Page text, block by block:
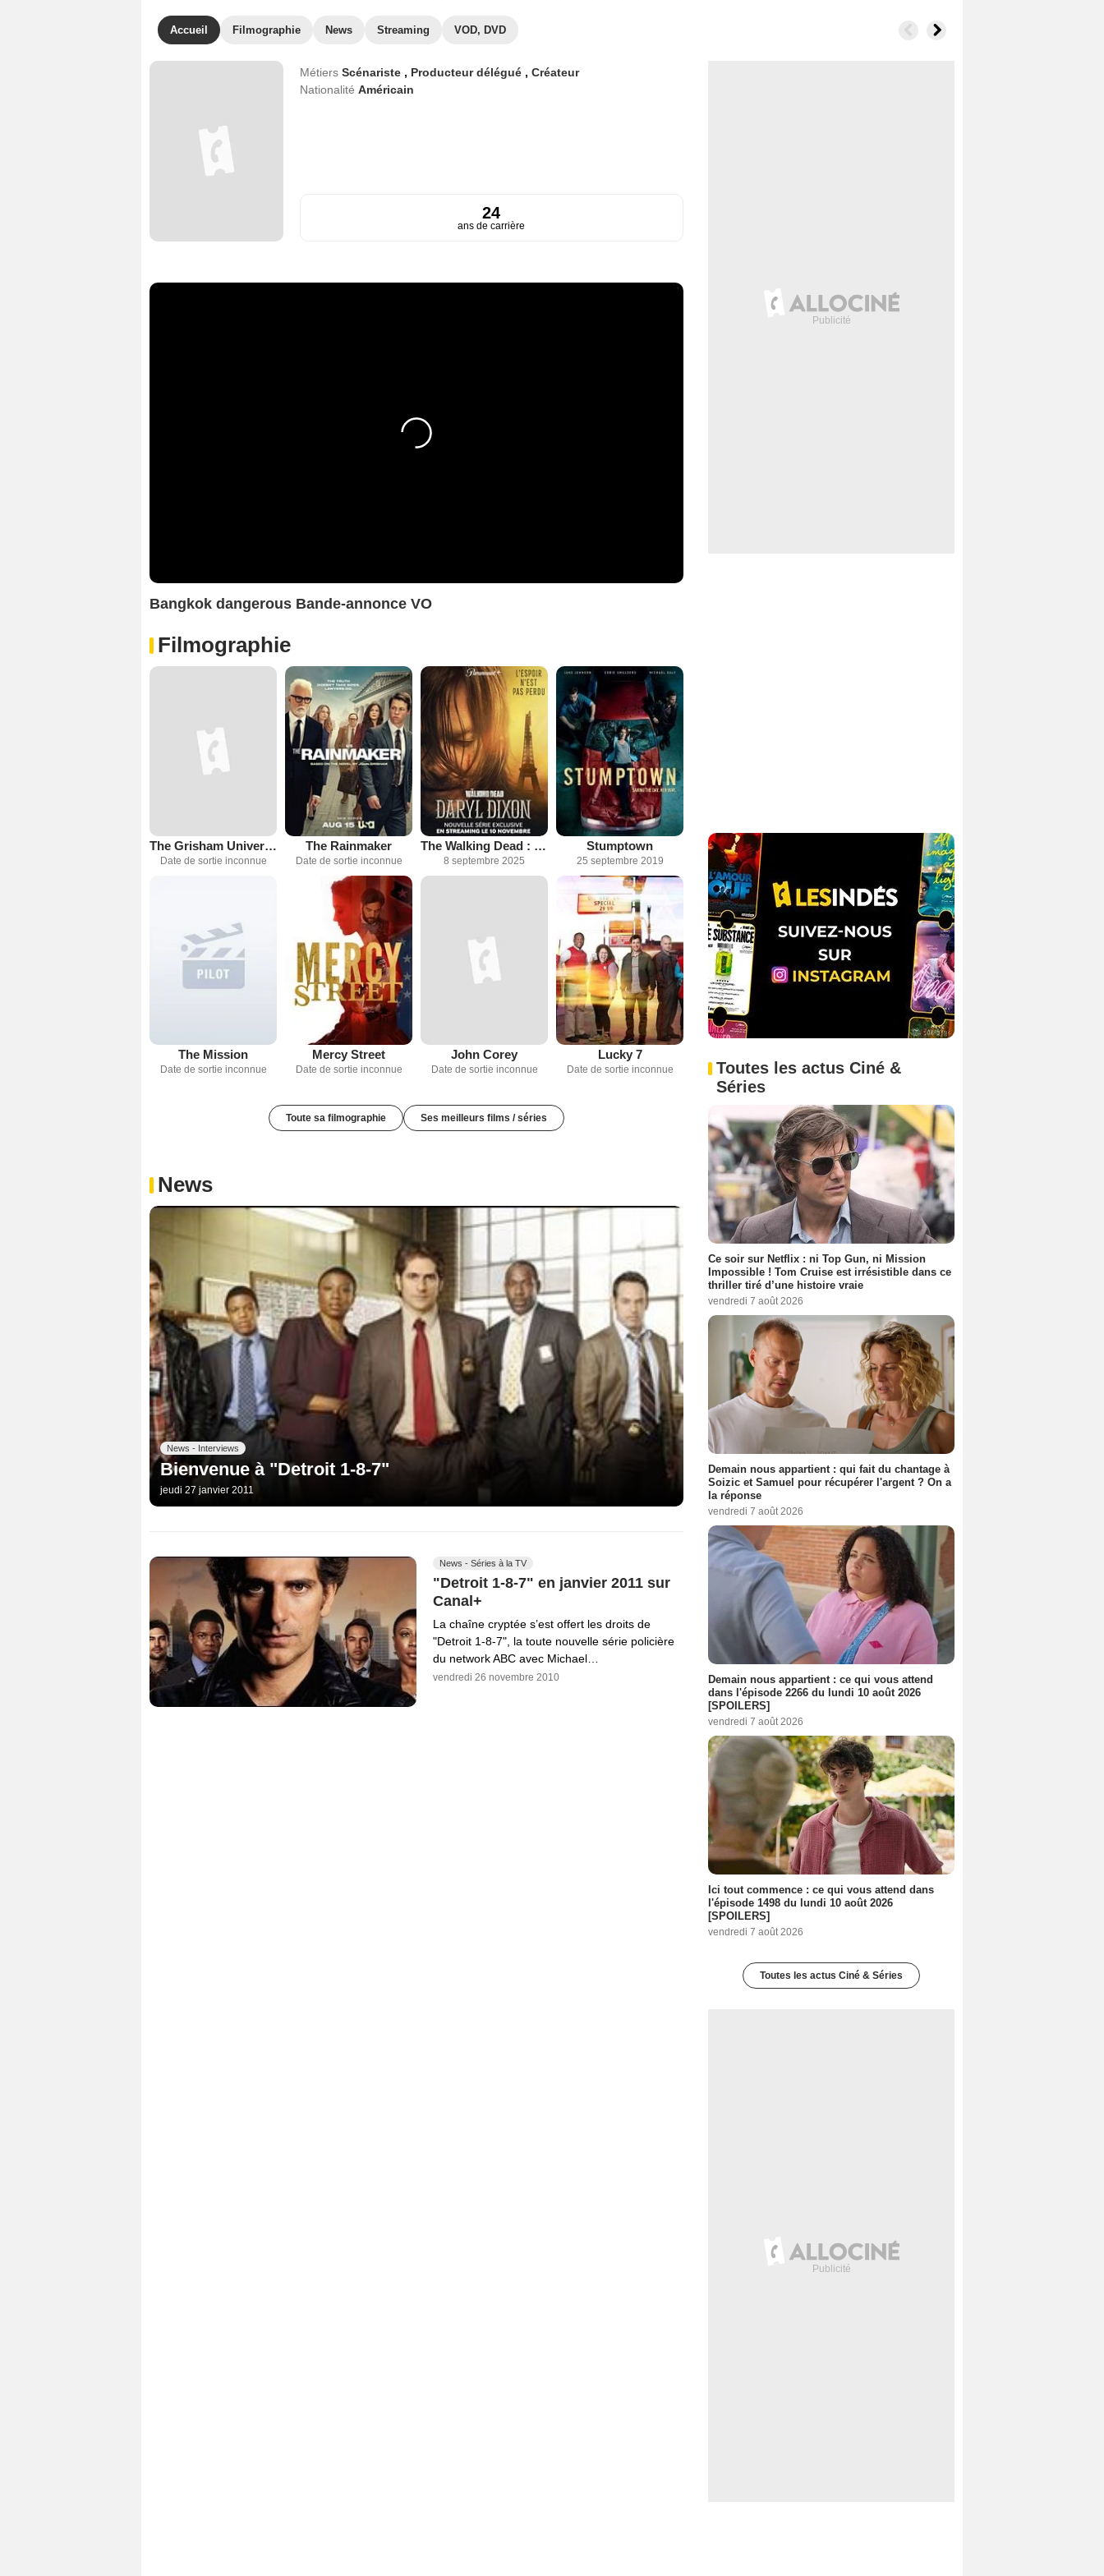
Accueil Filmographie News Streaming VOD, DVD
Métiers Scénariste , Producteur délégué , Créateur
Nationalité Américain
24
ans de carrière
Bangkok dangerous Bande-annonce VO
Filmographie
The Grisham Universe
Date de sortie inconnue
The Rainmaker
Date de sortie inconnue
The Walking Dead : Daryl Dixon
8 septembre 2025
Stumptown
25 septembre 2019
The Mission
Date de sortie inconnue
Mercy Street
Date de sortie inconnue
John Corey
Date de sortie inconnue
Lucky 7
Date de sortie inconnue
Toute sa filmographie Ses meilleurs films / séries
News
News - Interviews
Bienvenue à "Detroit 1-8-7"
jeudi 27 janvier 2011
News - Séries à la TV
"Detroit 1-8-7" en janvier 2011 sur
Canal+
La chaîne cryptée s’est offert les droits de
"Detroit 1-8-7", la toute nouvelle série policière
du network ABC avec Michael…
vendredi 26 novembre 2010
Toutes les actus Ciné &
Séries
Ce soir sur Netflix : ni Top Gun, ni Mission
Impossible ! Tom Cruise est irrésistible dans ce
thriller tiré d’une histoire vraie
vendredi 7 août 2026
Demain nous appartient : qui fait du chantage à
Soizic et Samuel pour récupérer l'argent ? On a
la réponse
vendredi 7 août 2026
Demain nous appartient : ce qui vous attend
dans l'épisode 2266 du lundi 10 août 2026
[SPOILERS]
vendredi 7 août 2026
Ici tout commence : ce qui vous attend dans
l'épisode 1498 du lundi 10 août 2026
[SPOILERS]
vendredi 7 août 2026
Toutes les actus Ciné & Séries